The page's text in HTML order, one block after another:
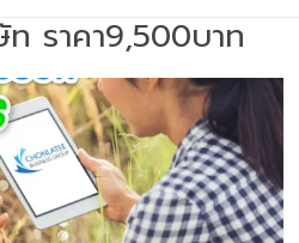
ราคา9,500บาท